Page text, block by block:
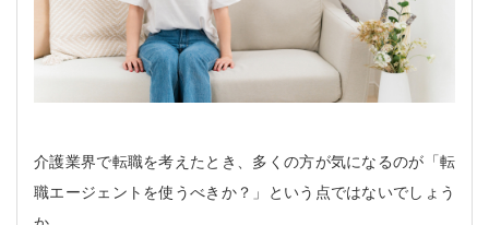
介護業界で転職を考えたとき、多くの方が気になるのが「転
職エージェントを使うべきか？」という点ではないでしょう